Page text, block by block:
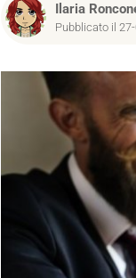
Ilaria
Pubblicato il